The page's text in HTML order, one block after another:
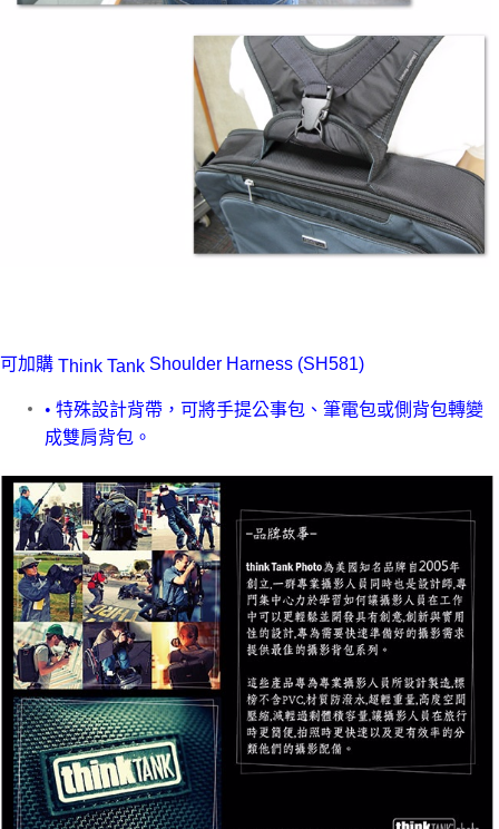
可加購 Think Tank Shoulder Harness (SH581)
• 特殊設計背帶， 可將手提公事包、筆電包或側背包轉變
成雙肩背包。